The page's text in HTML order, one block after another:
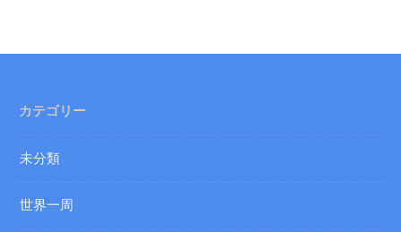
カテゴリー
未分類
世界一周